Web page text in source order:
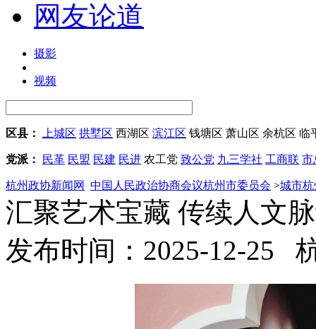
网友论道
摄影
视频
区县： 上城区 拱墅区 西湖区 滨江区 钱塘区 萧山区 余杭区 临
党派： 民革 民盟 民建 民进 农工党 致公党 九三学社 工商联 市
杭州政协新闻网 中国人民政治协商会议杭州市委员会 >城市杭
汇聚艺术宝藏 传续人文
发布时间：2025-12-25